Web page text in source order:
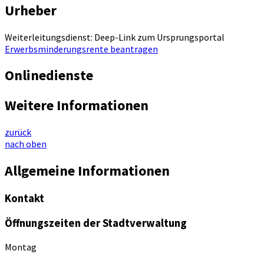
Urheber
Weiterleitungsdienst: Deep-Link zum Ursprungsportal
Erwerbsminderungsrente beantragen
Onlinedienste
Weitere Informationen
zurück
nach oben
Allgemeine Informationen
Kontakt
Öffnungszeiten der Stadtverwaltung
Montag